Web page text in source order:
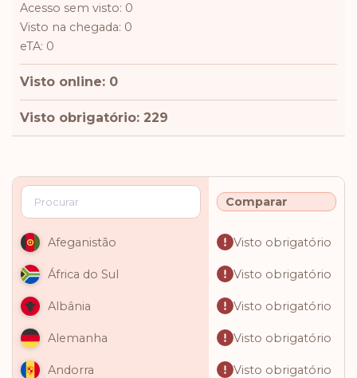
Acesso sem visto: 0
Visto na chegada: 0
eTA: 0
Visto online: 0
Visto obrigatório: 229
Comparar
Afeganistão Visto obrigatório
África do Sul Visto obrigatório
Albânia Visto obrigatório
Alemanha Visto obrigatório
Andorra Visto obrigatório